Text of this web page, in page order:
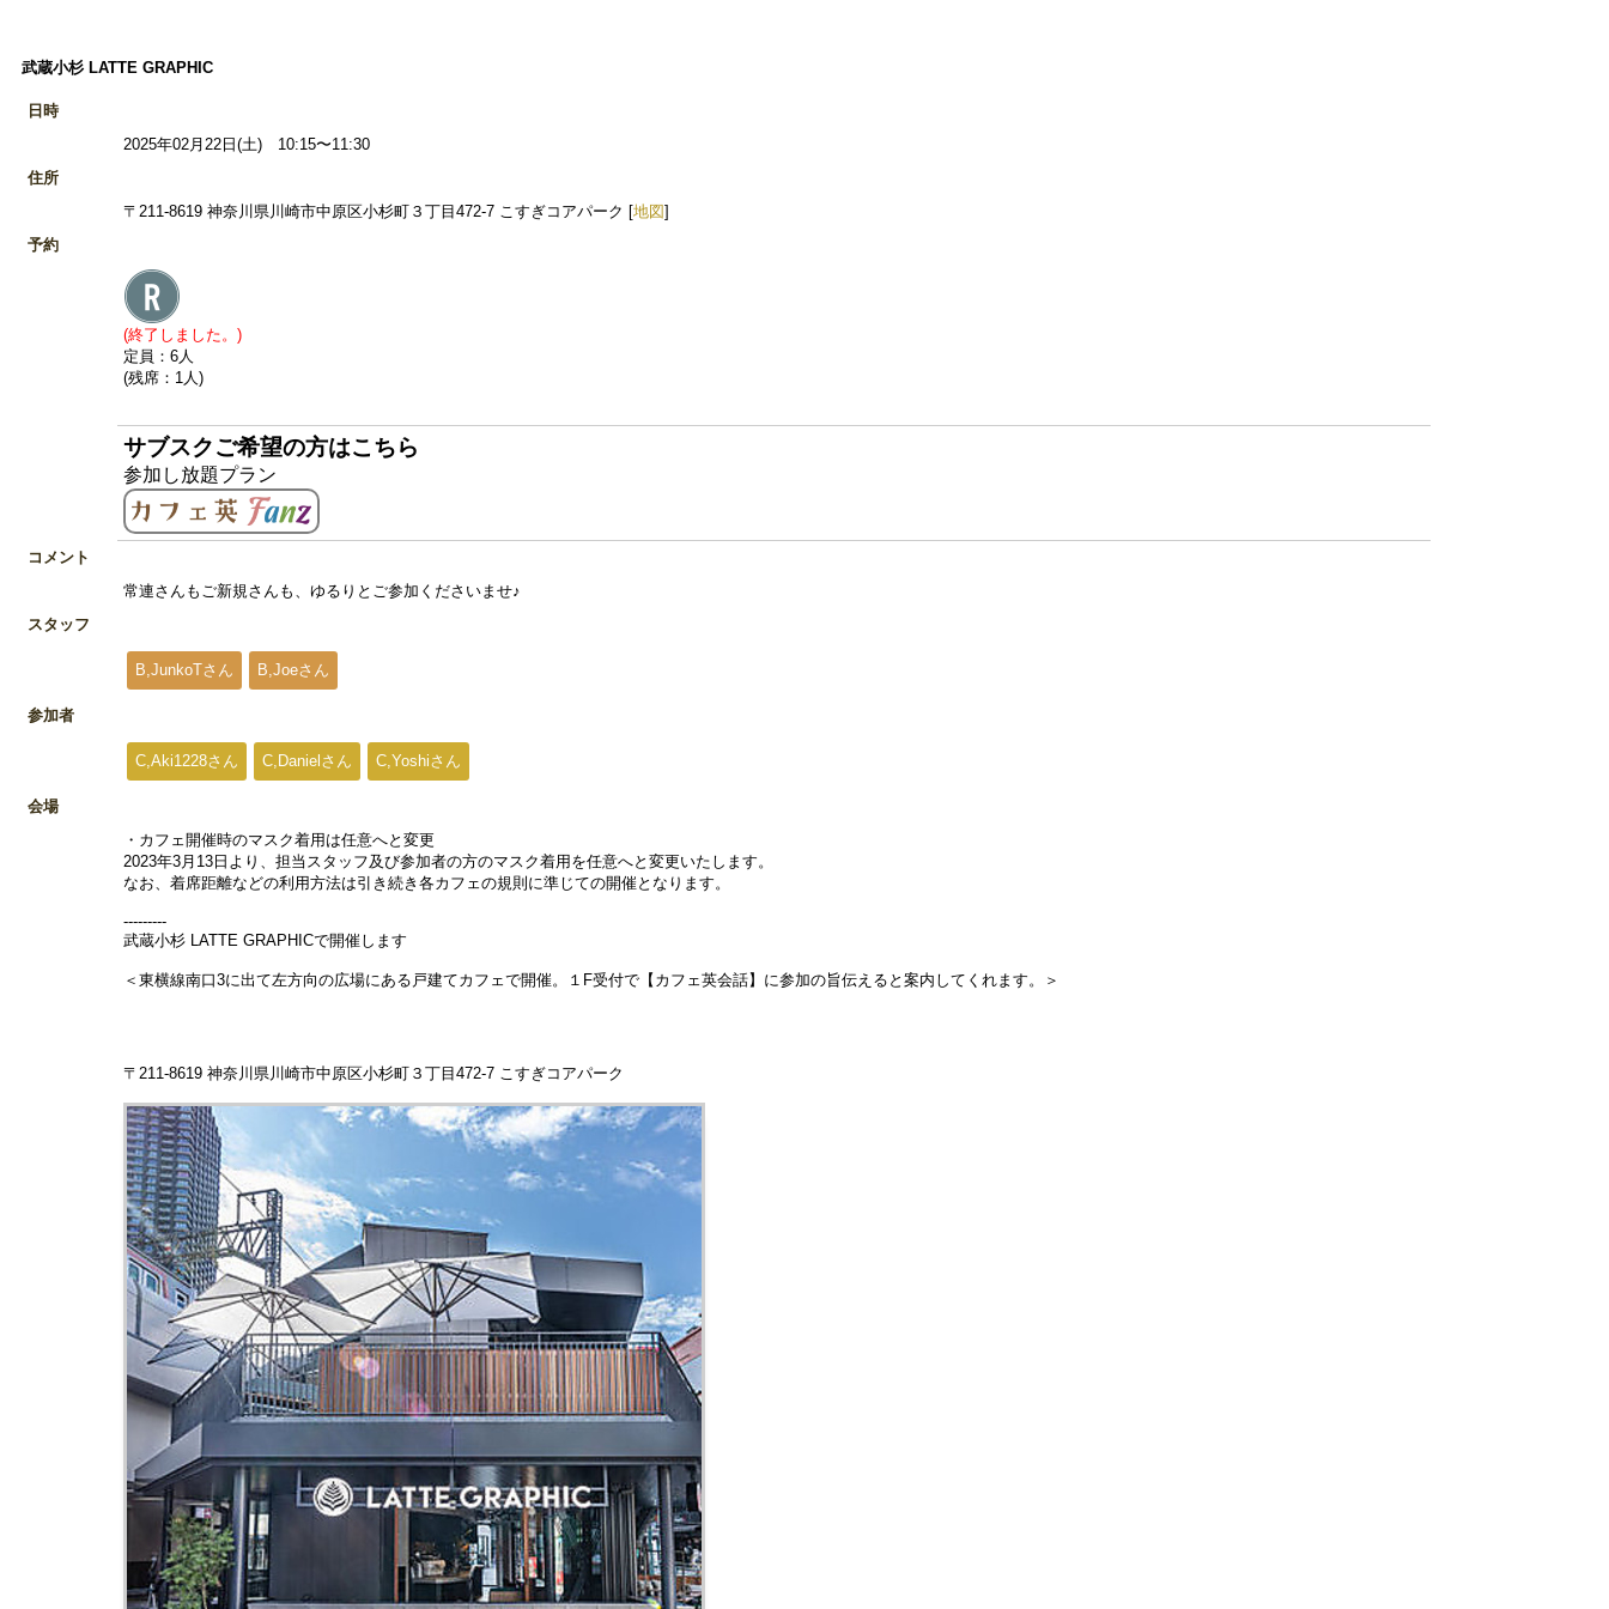
武蔵小杉 LATTE GRAPHIC
日時
2025年02月22日(土) 10:15〜11:30
住所
〒211-8619 神奈川県川崎市中原区小杉町３丁目472-7 こすぎコアパーク [地図]
予約
(終了しました。)
定員：6人
(残席：1人)
サブスクご希望の方はこちら
参加し放題プラン
コメント
常連さんもご新規さんも、ゆるりとご参加くださいませ♪
スタッフ
B,JunkoTさん B,Joeさん
参加者
C,Aki1228さん C,Danielさん C,Yoshiさん
会場
・カフェ開催時のマスク着用は任意へと変更
2023年3月13日より、担当スタッフ及び参加者の方のマスク着用を任意へと変更いたします。
なお、着席距離などの利用方法は引き続き各カフェの規則に準じての開催となります。
---------
武蔵小杉 LATTE GRAPHICで開催します
＜東横線南口3に出て左方向の広場にある戸建てカフェで開催。１F受付で【カフェ英会話】に参加の旨伝えると案内してくれます。＞
〒211-8619 神奈川県川崎市中原区小杉町３丁目472-7 こすぎコアパーク